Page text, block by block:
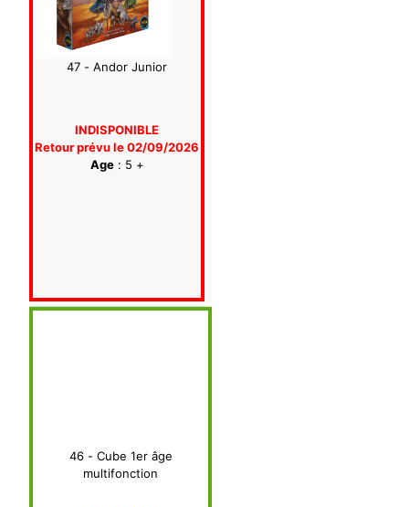
47 - Andor Junior
INDISPONIBLE
Retour prévu le 02/09/2026
Age: 5 +
46 - Cube 1er âge
multifonction